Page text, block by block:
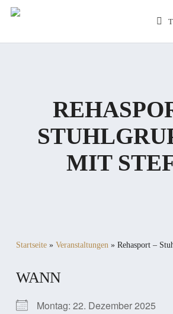
Skip
MIT
Startseite» Veranstaltungen» Rehasport –
WANN
Montag: 22. Dezember 2025